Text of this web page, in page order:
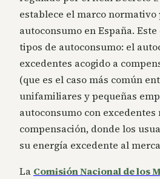
establece el marco normativo
autoconsumo en España.
tipos de autoconsumo: el
excedentes acogido a
(que es el caso más común
unifamiliares y pequeñas
autoconsumo con excedentes
compensación, donde los
su energía excedente al
La Comisión Nacional de los